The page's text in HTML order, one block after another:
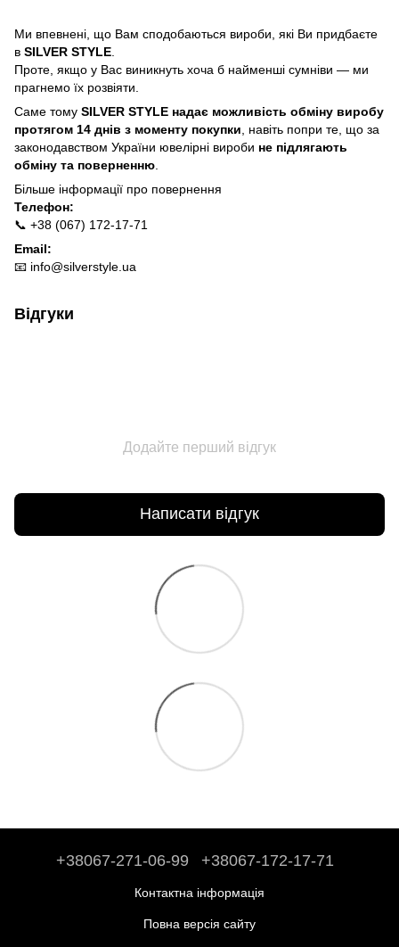
Ми впевнені, що Вам сподобаються вироби, які Ви придбаєте
в SILVER STYLE
Проте, якщо у Вас виникнуть хоча б найменші сумніви — ми
прагнемо їх розвіяти.
Саме тому SILVER STYLE надає можливість обміну виробу
протягом 14 днів з моменту покупки , навіть попри те, що за
законодавством України ювелірні вироби не підлягають
обміну та поверненню
Більше інформації про повернення
Телефон:
📞 +38 (067) 172-17-71
Email:
📧 info@silverstyle.ua
Відгуки
Додайте перший відгук
Написати відгук
+38067-271-06-99 +38067-172-17-71
Контактна інформація
Повна версія сайту